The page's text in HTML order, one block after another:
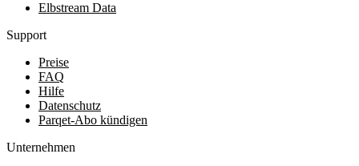
Elbstream Data
Support
Preise
FAQ
Hilfe
Datenschutz
Parqet-Abo kündigen
Unternehmen